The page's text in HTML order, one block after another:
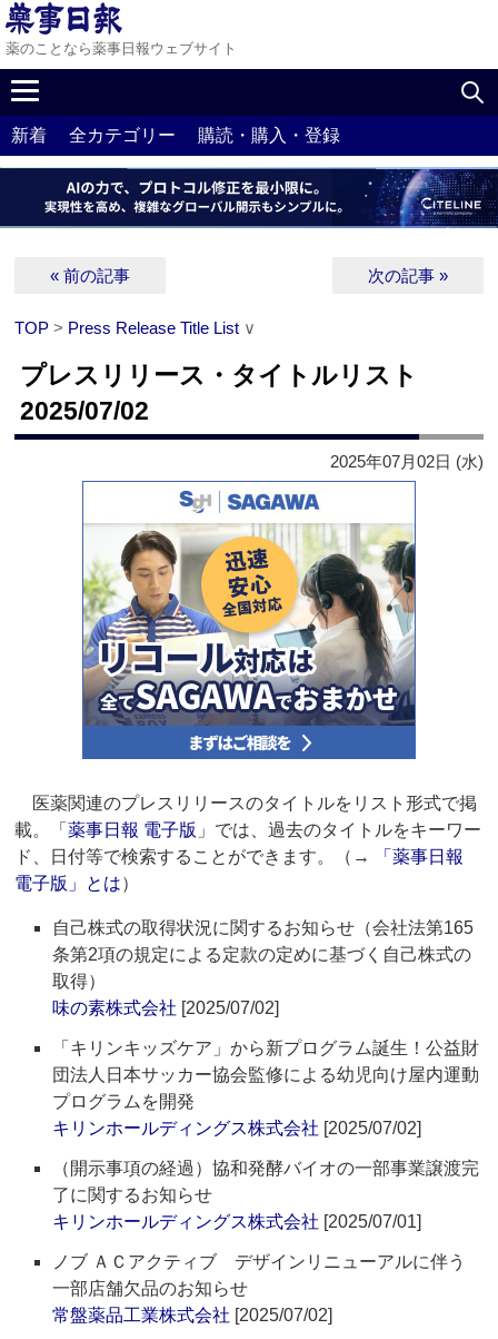
薬のことなら薬事日報ウェブサイト
新着 全カテゴリー 購読・購入・登録
« 前の記事 次の記事 »
TOP > Press Release Title List ∨
プレスリリース・タイトルリスト
2025/07/02
2025年07月02日 (水)
医薬関連のプレスリリースのタイトルをリスト形式で掲
載。「薬事日報 電子版 」では、過去のタイトルをキーワー
ド、日付等で検索することができます。（→
「薬事日報
電子版」とは）
自己株式の取得状況に関するお知らせ（会社法第165
条第2項の規定による定款の定めに基づく自己株式の
取得）
味の素株式会社 [2025/07/02]
「キリンキッズケア」から新プログラム誕生！公益財
団法人日本サッカー協会監修による幼児向け屋内運動
プログラムを開発
キリンホールディングス株式会社 [2025/07/02]
（開示事項の経過）協和発酵バイオの一部事業譲渡完
了に関するお知らせ
キリンホールディングス株式会社 [2025/07/01]
ノブ ＡＣアクティブ デザインリニューアルに伴う
一部店舗欠品のお知らせ
常盤薬品工業株式会社 [2025/07/02]